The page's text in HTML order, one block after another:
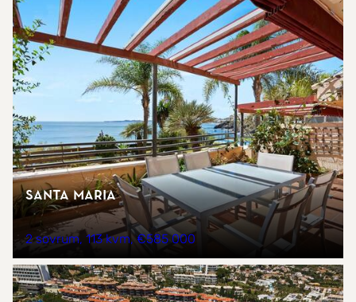
Santa Maria
2 sovrum 113 kvm €585 000